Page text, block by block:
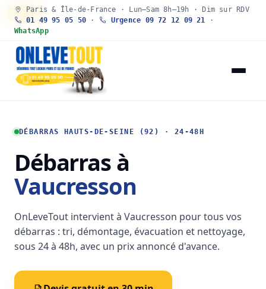
Paris & Île-de-France · Lun–Sam 8h–19h · Dim sur RDV
01 49 95 05 50 · Urgence 09 72 12 09 21 ·
WhatsApp
DÉBARRAS HAUTS-DE-SEINE (92) · 24-48H
Débarras à
Vaucresson
OnLeveTout intervient à Vaucresson pour tous vos
débarras : tri, démontage, évacuation et nettoyage,
sous 24 à 48h, avec un prix annoncé d'avance.
30 SEC